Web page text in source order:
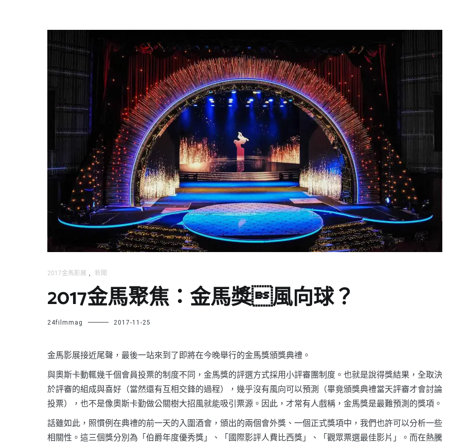
2017金馬影展 , 新聞
2017金馬聚焦：金馬獎風向球？
24filmmag 2017-11-25
金馬影展接近尾聲，最後一站來到了即將在今晚舉行的金馬獎頒獎典禮。
與奧斯卡動輒幾千個會員投票的制度不同，金馬獎的評選方式採用小評審團制度。也就是說得獎結果，全取決
於評審的組成與喜好（當然還有互相交鋒的過程），幾乎沒有風向可以預測（畢竟頒獎典禮當天評審才會討論
投票），也不是像奧斯卡勤做公關樹大招風就能吸引票源。因此，才常有人戲稱，金馬獎是最難預測的獎項。
話雖如此，照慣例在典禮的前一天的入圍酒會，頒出的兩個會外獎、一個正式獎項中，我們也許可以分析一些
相關性。這三個獎分別為「伯爵年度優秀獎」、「國際影評人費比西獎」、「觀眾票選最佳影片」。而在熱騰